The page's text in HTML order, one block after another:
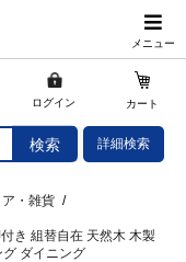
メニュー
ログイン カート
検索 詳細検索
・雑貨 /
き 組替自在 天然木 木製
ダイニング